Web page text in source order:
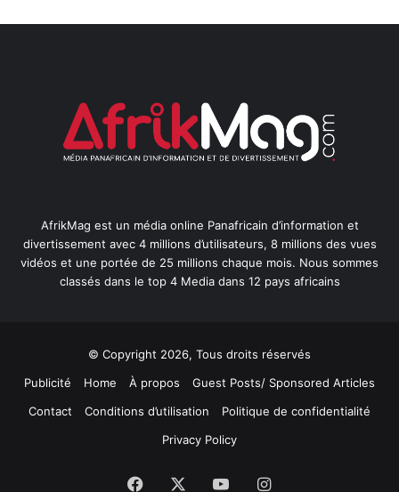
AfrikMag est un média online Panafricain d’information et
divertissement avec 4 millions d’utilisateurs, 8 millions des vues
vidéos et une portée de 25 millions chaque mois. Nous sommes
classés dans le top 4 Media dans 12 pays africains
© Copyright 2026, Tous droits réservés
Publicité
Home À propos
Guest Posts/ Sponsored Articles
Contact
Conditions d’utilisation
Politique de confidentialité
Privacy Policy
Facebook YouTubeInstagram